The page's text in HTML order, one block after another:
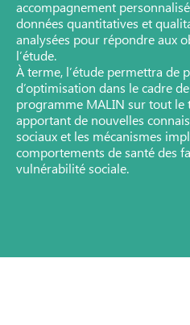
accompagnement
données quantitatives et
analysées pour répondre aux
l’étude.
À terme, l’étude permettra de
d’optimisation dans le cadre
programme MALIN sur tout le
apportant de nouvelles
sociaux et les mécanismes
comportements de santé des
vulnérabilité sociale.